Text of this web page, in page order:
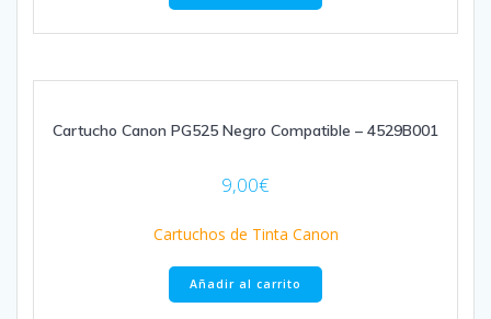
Cartucho Canon PG525 Negro Compatible – 4529B001
9,00€
Cartuchos de Tinta Canon
Añadir al carrito